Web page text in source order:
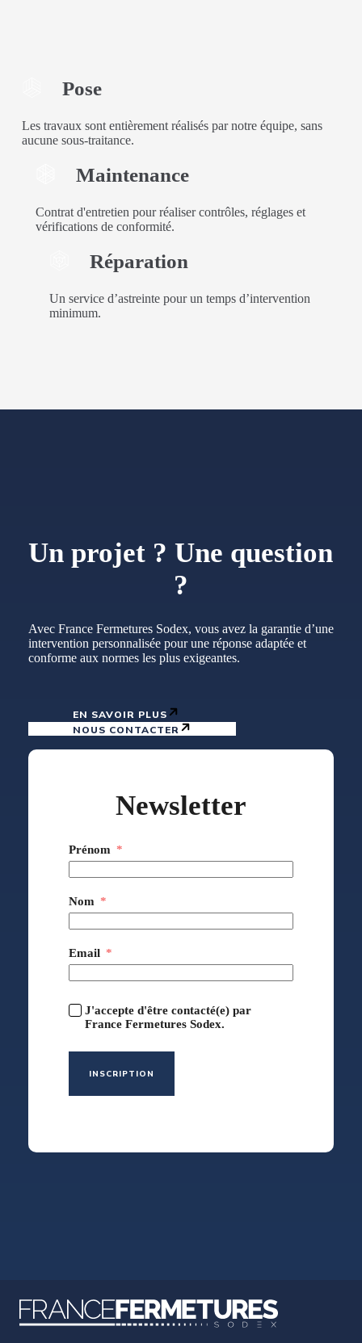
Pose
Les travaux sont entièrement réalisés par notre équipe, sans
aucune sous-traitance.
Maintenance
Contrat d'entretien pour réaliser contrôles, réglages et
vérifications de conformité.
Réparation
Un service d’astreinte pour un temps d’intervention
minimum.
Un projet ? Une question
?
Avec France Fermetures Sodex, vous avez la garantie d’une
intervention personnalisée pour une réponse adaptée et
conforme aux normes les plus exigeantes.
EN SAVOIR PLUS
NOUS CONTACTER
Newsletter
Prénom
Nom
Email
J'accepte d'être contacté(e) par
France Fermetures Sodex.
INSCRIPTION